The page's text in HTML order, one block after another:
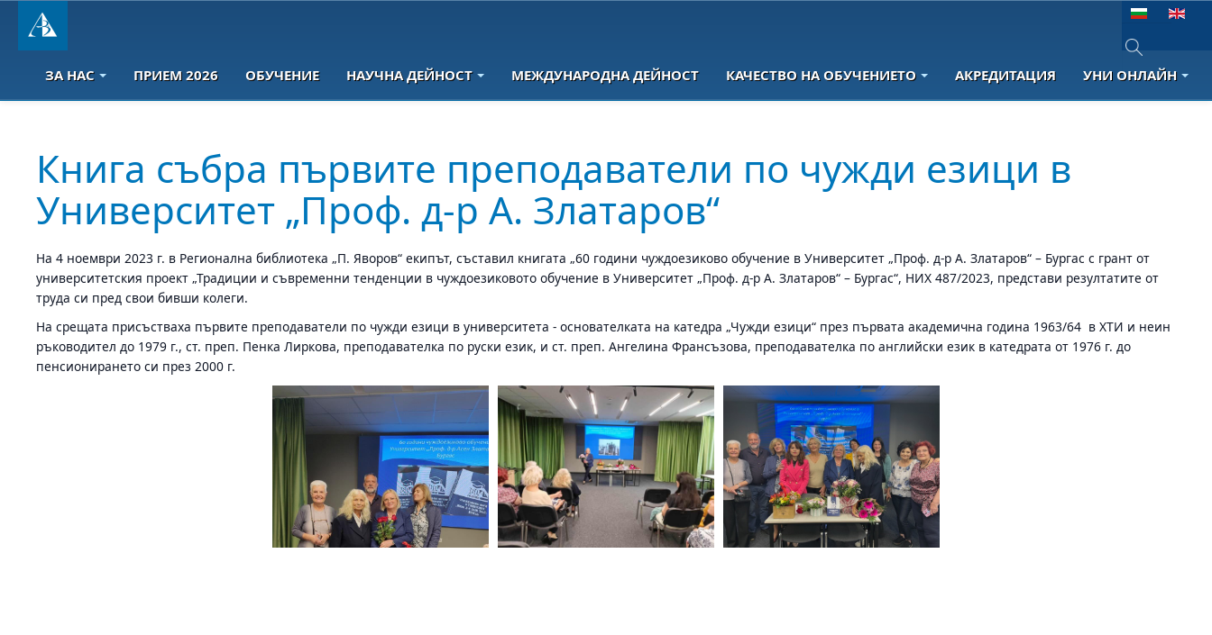
Изберете език
Type 2 or
ЗА НАС ПРИЕМ 2026 ОБУЧЕНИЕ НАУЧНА ДЕЙНОСТ МЕЖДУНАРОДНА ДЕЙНОСТ КАЧЕСТВО НА ОБУЧЕНИЕТО АКРЕДИТАЦИЯ УНИ ОНЛАЙН
Книга събра първите преподаватели по чужди езици в
Университет „Проф. д-р А. Златаров“
На 4 ноември 2023 г. в Регионална библиотека „П. Яворов“ екипът, съставил книгата „60 години чуждоезиково обучение в Университет „Проф. д-р А. Златаров“ – Бургас с грант от
университетския проект „Традиции и съвременни тенденции в чуждоезиковото обучение в Университет „Проф. д-р А. Златаров“ – Бургас“, НИХ 487/2023, представи резултатите от
труда си пред свои бивши колеги.
На срещата присъстваха първите преподаватели по чужди езици в университета - основателката на катедра „Чужди езици“ през първата академична година 1963/64 в ХТИ и неин
ръководител до 1979 г., ст. преп. Пенка Лиркова, преподавателка по руски език, и ст. преп. Ангелина Франсъзова, преподавателка по английски език в катедрата от 1976 г. до
пенсионирането си през 2000 г.